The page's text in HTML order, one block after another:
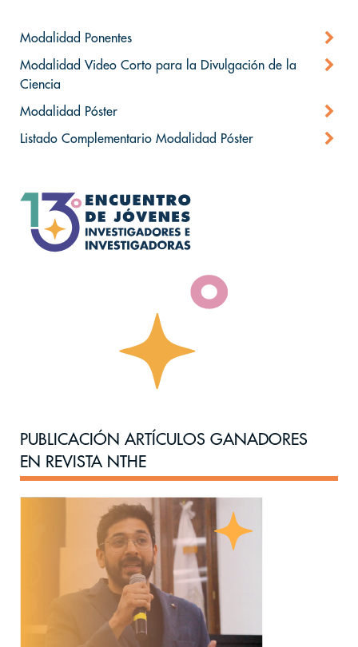
Modalidad Ponentes
Modalidad Video Corto para la Divulgación de la
Ciencia
Modalidad Póster
Listado Complementario Modalidad Póster
PUBLICACIÓN ARTÍCULOS GANADORES
EN REVISTA NTHE